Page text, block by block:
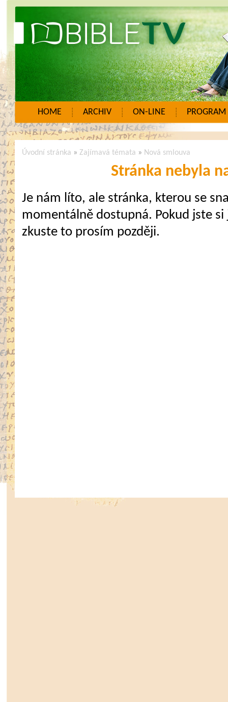
HOME ARCHIV ON-LINE PROGRAM
Úvodní stránka »Zajímavá témata » Nová smlouva
Stránka nebyla
Je nám líto, ale stránka, kterou se
momentálně dostupná. Pokud jste
zkuste to prosím později.